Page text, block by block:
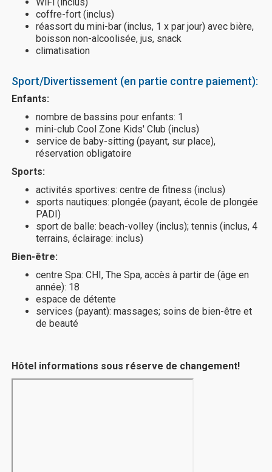
coffre-fort (inclus)
réassort du mini-bar (inclus, 1 x par jour) avec bière,
boisson non-alcoolisée, jus, snack
climatisation
Sport/Divertissement (en partie contre paiement):
Enfants:
nombre de bassins pour enfants: 1
mini-club Cool Zone Kids' Club (inclus)
service de baby-sitting (payant, sur place),
réservation obligatoire
Sports:
activités sportives: centre de fitness (inclus)
sports nautiques: plongée (payant, école de plongée
PADI)
sport de balle: beach-volley (inclus); tennis (inclus, 4
terrains, éclairage: inclus)
Bien-être:
centre Spa: CHI, The Spa, accès à partir de (âge en
année): 18
espace de détente
services (payant): massages; soins de bien-être et
de beauté
Hôtel informations sous réserve de changement!